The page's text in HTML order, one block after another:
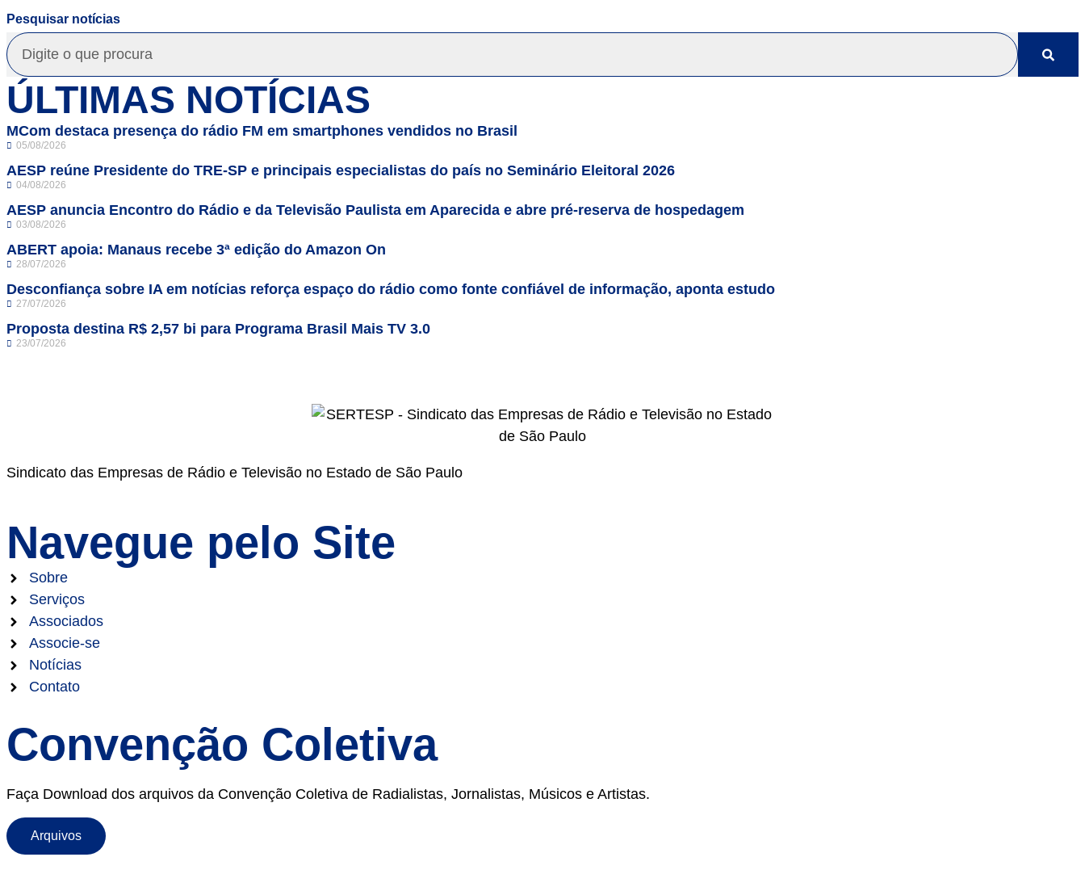
Pesquisar notícias
ÚLTIMAS NOTÍCIAS
MCom destaca presença do rádio FM em smartphones vendidos no Brasil
05/08/2026
AESP reúne Presidente do TRE-SP e principais especialistas do país no Seminário Eleitoral 2026
04/08/2026
AESP anuncia Encontro do Rádio e da Televisão Paulista em Aparecida e abre pré-reserva de hospedagem
03/08/2026
ABERT apoia: Manaus recebe 3ª edição do Amazon On
28/07/2026
Desconfiança sobre IA em notícias reforça espaço do rádio como fonte confiável de informação, aponta estudo
27/07/2026
Proposta destina R$ 2,57 bi para Programa Brasil Mais TV 3.0
23/07/2026
Sindicato das Empresas de Rádio e Televisão no Estado de São Paulo
Navegue pelo Site
Sobre
Serviços
Associados
Associe-se
Notícias
Contato
Convenção Coletiva
Faça Download dos arquivos da Convenção Coletiva de Radialistas, Jornalistas, Músicos e Artistas.
Arquivos